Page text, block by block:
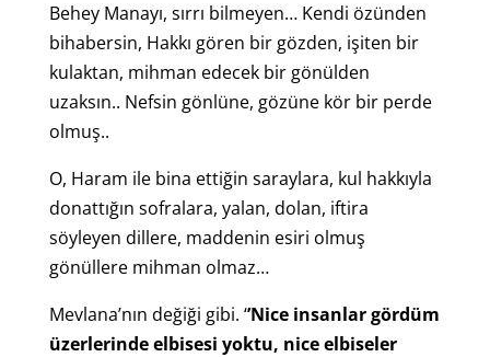
Behey Manayı, sırrı bilmeyen… Kendi özünden
bihabersin, Hakkı gören bir gözden, işiten bir
kulaktan, mihman edecek bir gönülden
uzaksın.. Nefsin gönlüne, gözüne kör bir perde
olmuş..
O, Haram ile bina ettiğin saraylara, kul hakkıyla
donattığın sofralara, yalan, dolan, iftira
söyleyen dillere, maddenin esiri olmuş
gönüllere mihman olmaz…
Mevlana’nın değiği gibi. ‘’Nice insanlar gördüm
üzerlerinde elbisesi yoktu, nice elbiseler